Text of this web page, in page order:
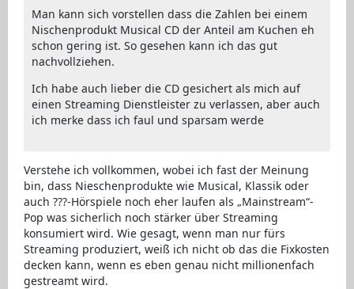
Man kann sich vorstellen dass die Zahlen bei einem
Nischenprodukt Musical CD der Anteil am Kuchen eh
schon gering ist. So gesehen kann ich das gut
nachvollziehen.
Ich habe auch lieber die CD gesichert als mich auf
einen Streaming Dienstleister zu verlassen, aber auch
ich merke dass ich faul und sparsam werde
Verstehe ich vollkommen, wobei ich fast der Meinung
bin, dass Nieschenprodukte wie Musical, Klassik oder
auch ???-Hörspiele noch eher laufen als „Mainstream“-
Pop was sicherlich noch stärker über Streaming
konsumiert wird. Wie gesagt, wenn man nur fürs
Streaming produziert, weiß ich nicht ob das die Fixkosten
decken kann, wenn es eben genau nicht millionenfach
gestreamt wird.